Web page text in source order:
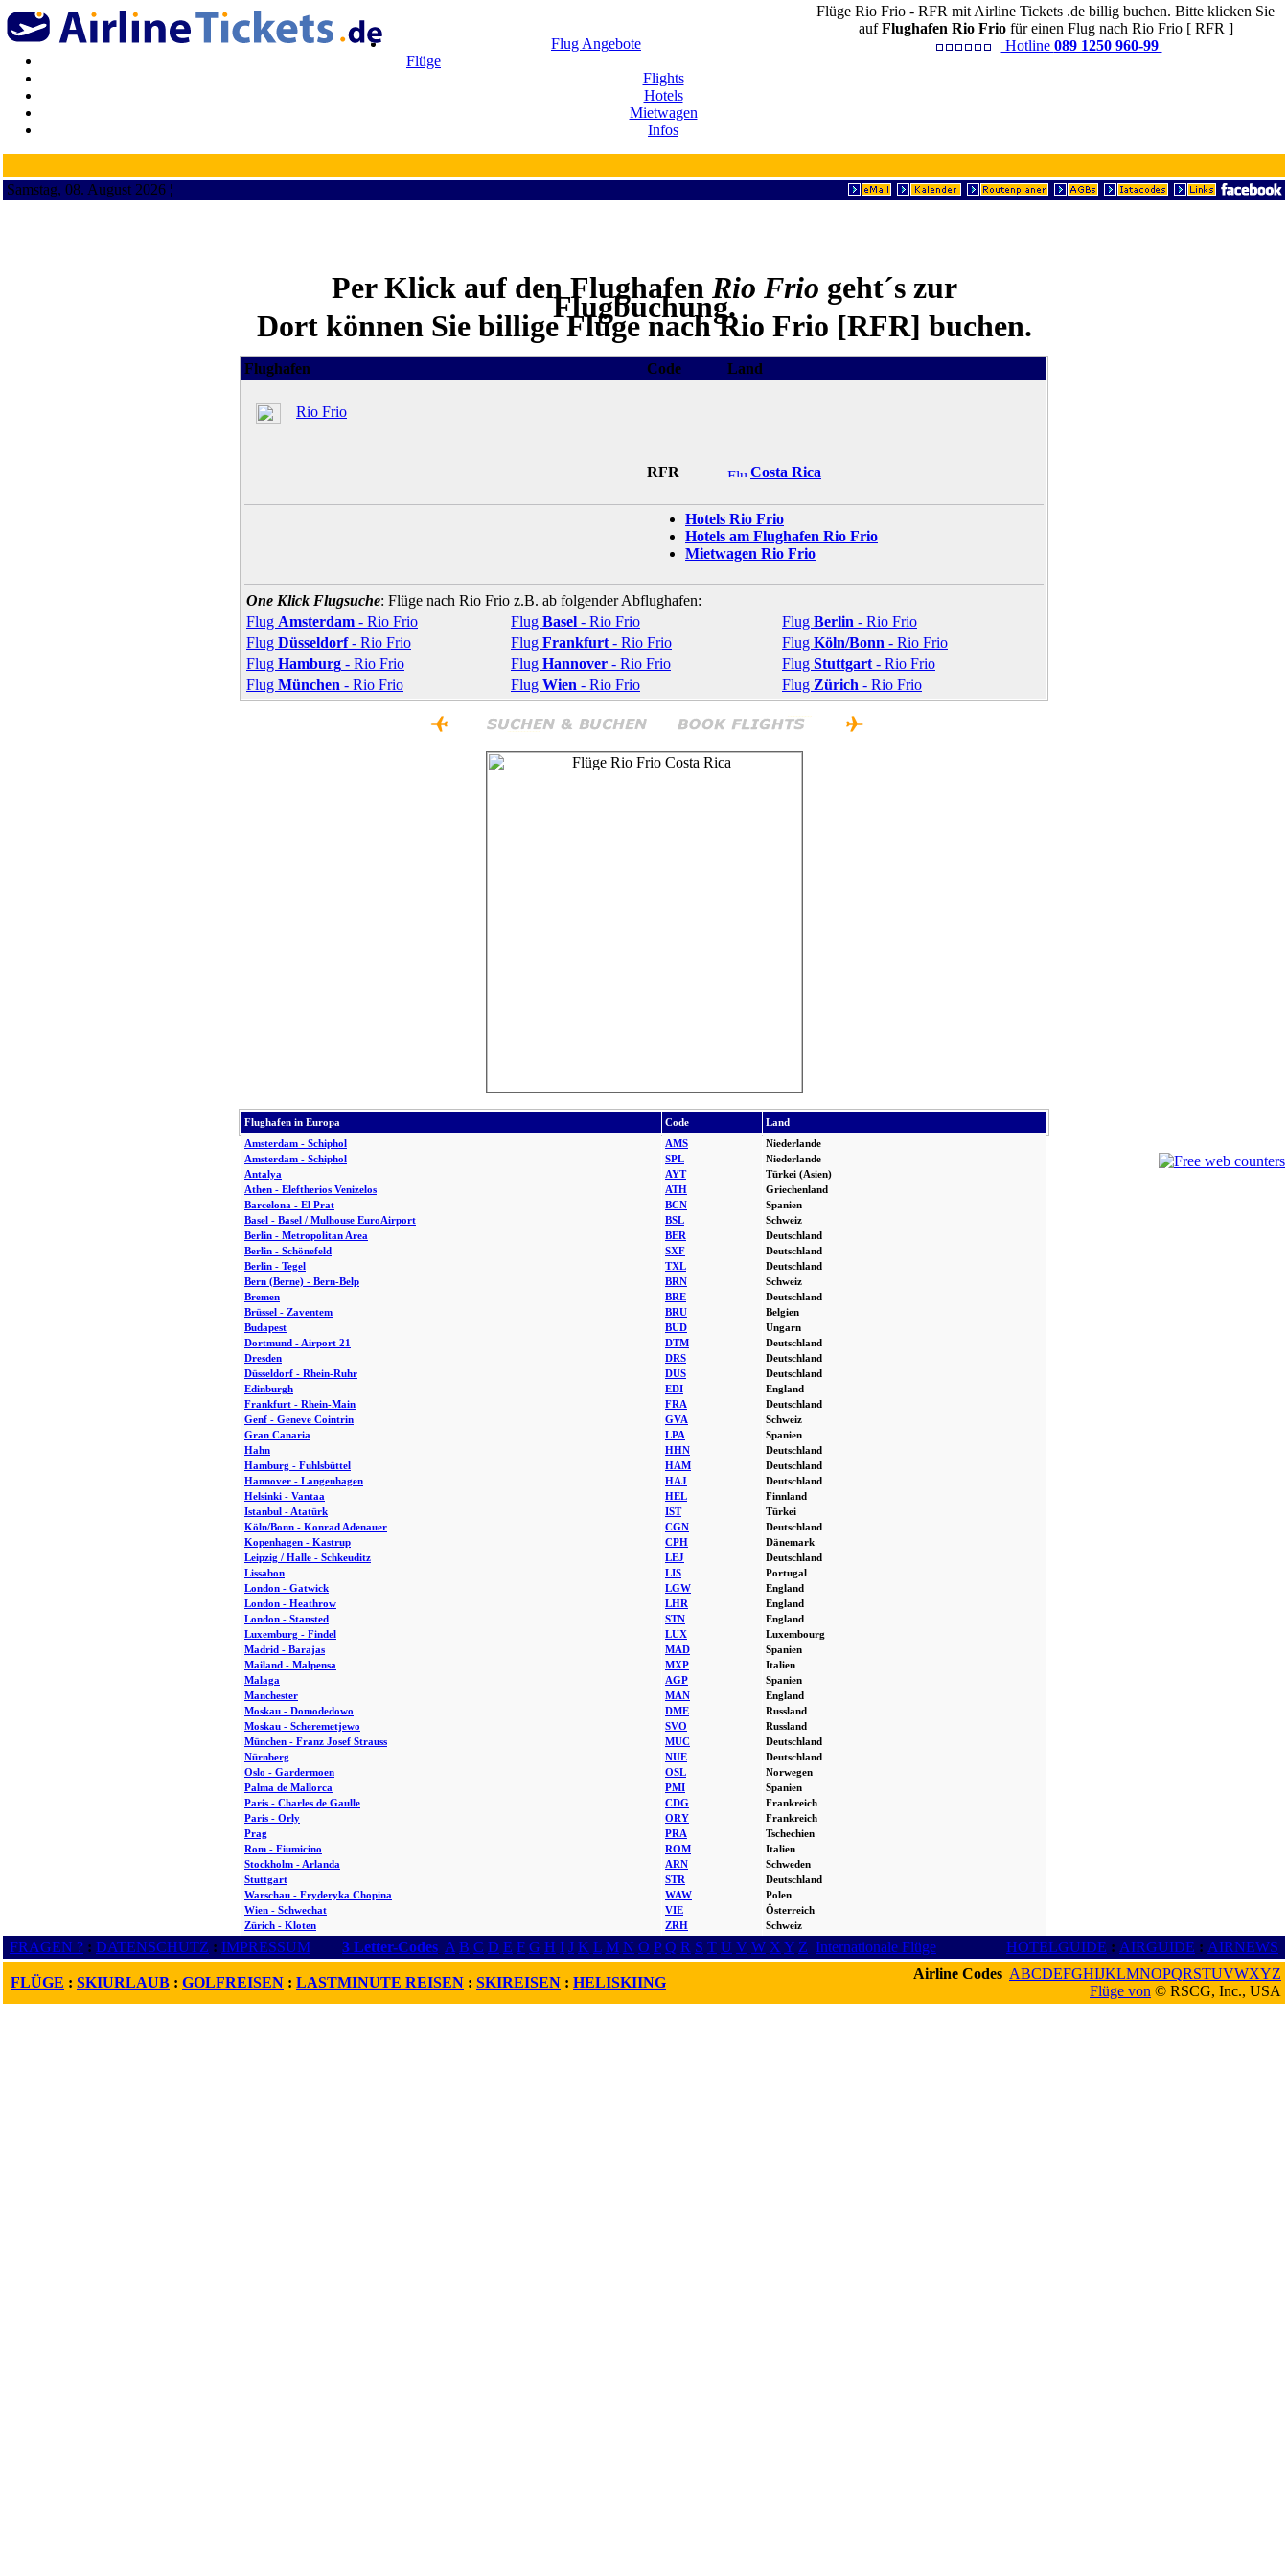
Flüge Rio Frio - RFR mit Airline Tickets .de billig buchen. Bitte klicken Sie
aufFlughafen Rio Friofür einen Flug nach Rio Frio [ RFR ]
Hotline 089 1250 960-99
Flug Angebote
Flüge
Flights
Hotels
Mietwagen
Infos
Samstag, 08. August 2026 ¦
Per Klick auf den Flughafen Rio Frio geht´s zur
Flugbuchung.
Dort können Sie billige Flüge nach Rio Frio [RFR] buchen.
Flughafen Code Land
Rio Frio
RFR Costa Rica
Hotels Rio Frio
Hotels am Flughafen Rio Frio
Mietwagen Rio Frio
One Klick Flugsuche: Flüge nach Rio Frio z.B. ab folgender Abflughafen:
Flug Amsterdam - Rio Frio Flug Basel - Rio Frio Flug Berlin - Rio Frio
Flug Düsseldorf- Rio Frio Flug Frankfurt - Rio Frio Flug Köln/Bonn - Rio Frio
Flug Hamburg - Rio Frio Flug Hannover - Rio Frio Flug Stuttgart - Rio Frio
Flug München - Rio Frio Flug Wien - Rio Frio Flug Zürich - Rio Frio
Flughafen in Europa Code
Land
Amsterdam - Schiphol
Amsterdam - Schiphol
Antalya
Athen - Eleftherios Venizelos
Barcelona - El Prat
Basel - Basel / Mulhouse EuroAirport
Berlin - Metropolitan Area
Berlin - Schönefeld
Berlin - Tegel
Bern (Berne) - Bern-Belp
Bremen
Brüssel - Zaventem
Budapest
Dortmund - Airport 21
Dresden
Düsseldorf - Rhein-Ruhr
Edinburgh
Frankfurt - Rhein-Main
Genf - Geneve Cointrin
Gran Canaria
Hahn
Hamburg - Fuhlsbüttel
Hannover - Langenhagen
Helsinki - Vantaa
Istanbul - Atatürk
Köln/Bonn - Konrad Adenauer
Kopenhagen - Kastrup
Leipzig / Halle - Schkeuditz
Lissabon
London - Gatwick
London - Heathrow
London - Stansted
Luxemburg - Findel
Madrid - Barajas
Mailand - Malpensa
Malaga
Manchester
Moskau - Domodedowo
Moskau - Scheremetjewo
München - Franz Josef Strauss
Nürnberg
Oslo - Gardermoen
Palma de Mallorca
Paris - Charles de Gaulle
Paris - Orly
Prag
Rom - Fiumicino
Stockholm - Arlanda
Stuttgart
Warschau - Fryderyka Chopina
Wien - Schwechat
Zürich - Kloten
AMS
SPL
AYT
ATH
BCN
BSL
BER
SXF
TXL
BRN
BRE
BRU
BUD
DTM
DRS
DUS
EDI
FRA
GVA
LPA
HHN
HAM
HAJ
HEL
IST
CGN
CPH
LEJ
LIS
LGW
LHR
STN
LUX
MAD
MXP
AGP
MAN
DME
SVO
MUC
NUE
OSL
PMI
CDG
ORY
PRA
ROM
ARN
STR
WAW
VIE
ZRH
Niederlande
Niederlande
Türkei (Asien)
Griechenland
Spanien
Schweiz
Deutschland
Deutschland
Deutschland
Schweiz
Deutschland
Belgien
Ungarn
Deutschland
Deutschland
Deutschland
England
Deutschland
Schweiz
Spanien
Deutschland
Deutschland
Deutschland
Finnland
Türkei
Deutschland
Dänemark
Deutschland
Portugal
England
England
England
Luxembourg
Spanien
Italien
Spanien
England
Russland
Russland
Deutschland
Deutschland
Norwegen
Spanien
Frankreich
Frankreich
Tschechien
Italien
Schweden
Deutschland
Polen
Österreich
Schweiz
FRAGEN ? : DATENSCHUTZ : IMPRESSUM 3 Letter-Codes A B C D E F G H I J K L M N O P Q R S T U V W X Y Z Internationale Flüge HOTELGUIDE : AIRGUIDE : AIRNEWS
FLÜGE : SKIURLAUB : GOLFREISEN : LASTMINUTE REISEN : SKIREISEN : HELISKIING
Airline Codes ABCDEFGHIJKLMNOPQRSTUVWXYZ
Flüge von © RSCG, Inc., USA